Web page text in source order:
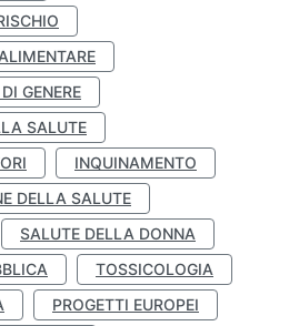
GENERE
SALUTE
INQUINAMENTO
DELLA SALUTE
SALUTE DELLA DONNA
TOSSICOLOGIA
PROGETTI EUROPEI